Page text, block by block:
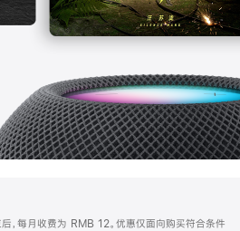
，每月收费为 RMB 12。优惠仅面向购买符合条件